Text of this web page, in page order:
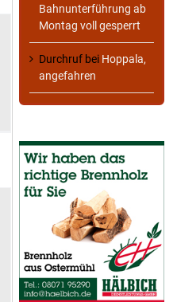
Bahnunterführung ab
Montag voll gesperrt
Durchruf bei Hoppala,
angefahren